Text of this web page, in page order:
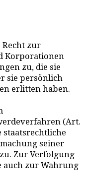
zur
Korporationen
zu, die sie
sie persönlich
erlitten haben.
(Art.
staatsrechtliche
seiner
Zur Verfolgung
auch zur Wahrung